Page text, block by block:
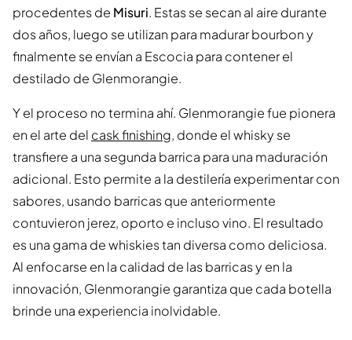
procedentes de Misuri. Estas se secan al aire durante
dos años, luego se utilizan para madurar bourbon y
finalmente se envían a Escocia para contener el
destilado de Glenmorangie.
Y el proceso no termina ahí. Glenmorangie fue pionera
en el arte del cask finishing, donde el whisky se
transfiere a una segunda barrica para una maduración
adicional. Esto permite a la destilería experimentar con
sabores, usando barricas que anteriormente
contuvieron jerez, oporto e incluso vino. El resultado
es una gama de whiskies tan diversa como deliciosa.
Al enfocarse en la calidad de las barricas y en la
innovación, Glenmorangie garantiza que cada botella
brinde una experiencia inolvidable.